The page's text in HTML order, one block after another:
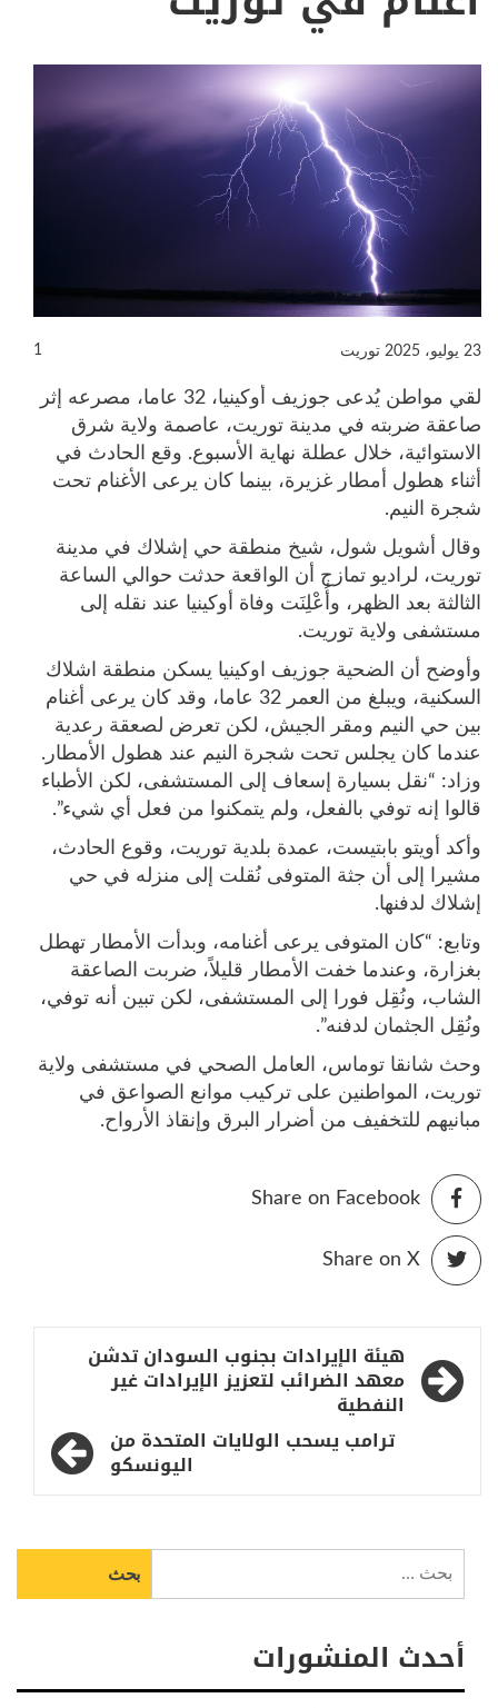
1 23 يوليو، 2025 توريت
لقي مواطن يُدعى جوزيف أوكينيا، 32 عاما، مصرعه إثر
صاعقة ضربته في مدينة توريت، عاصمة ولاية شرق
الاستوائية، خلال عطلة نهاية الأسبوع. وقع الحادث في
أثناء هطول أمطار غزيرة، بينما كان يرعى الأغنام تحت
شجرة النيم.
وقال أشويل شول، شيخ منطقة حي إشلاك في مدينة
توريت، لراديو تمازج أن الواقعة حدثت حوالي الساعة
الثالثة بعد الظهر، وأُعْلِنَت وفاة أوكينيا عند نقله إلى
مستشفى ولاية توريت.
وأوضح أن الضحية جوزيف اوكينيا يسكن منطقة اشلاك
السكنية، ويبلغ من العمر 32 عاما، وقد كان يرعى أغنام
بين حي النيم ومقر الجيش، لكن تعرض لصعقة رعدية
عندما كان يجلس تحت شجرة النيم عند هطول الأمطار.
وزاد: “نقل بسيارة إسعاف إلى المستشفى، لكن الأطباء
قالوا إنه توفي بالفعل، ولم يتمكنوا من فعل أي شيء”.
وأكد أويتو بابتيست، عمدة بلدية توريت، وقوع الحادث،
مشيرا إلى أن جثة المتوفى نُقلت إلى منزله في حي
إشلاك لدفنها.
وتابع: “كان المتوفى يرعى أغنامه، وبدأت الأمطار تهطل
بغزارة، وعندما خفت الأمطار قليلاً، ضربت الصاعقة
الشاب، ونُقِل فورا إلى المستشفى، لكن تبين أنه توفي،
ونُقِل الجثمان لدفنه”.
وحث شانقا توماس، العامل الصحي في مستشفى ولاية
توريت، المواطنين على تركيب موانع الصواعق في
مبانيهم للتخفيف من أضرار البرق وإنقاذ الأرواح.
Share on Facebook
Share on X
تصفّح
المقالات
هيئة الإيرادات بجنوب السودان تدشن
معهد الضرائب لتعزيز الإيرادات غير
النفطية
ترامب يسحب الولايات المتحدة من
اليونسكو
عن:
أحدث المنشورات